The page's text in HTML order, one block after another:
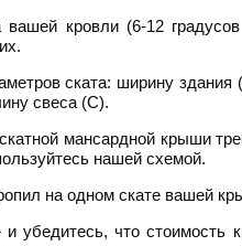
вашей кровли (6-12
ската: ширину
свеса (C).
мансардной крыши
нашей схемой.
на одном скате вашей
и убедитесь, что